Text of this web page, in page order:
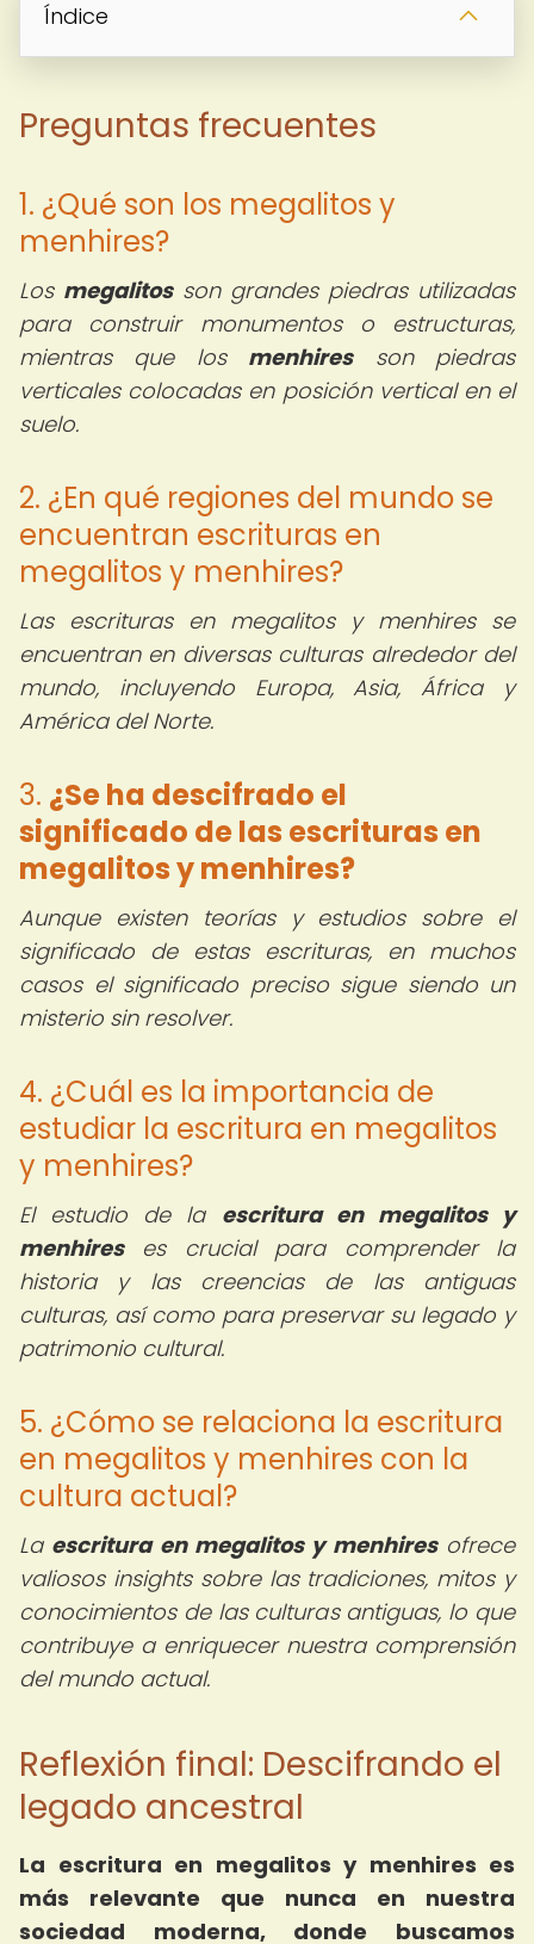
Índice
Preguntas frecuentes
1. ¿Qué son los megalitos y
menhires?
Los megalitosson grandes piedras utilizadas
para construir monumentos o estructuras,
mientras que los menhiresson piedras
verticales colocadas en posición vertical en el
suelo.
2. ¿En qué regiones del mundo se
encuentran escrituras en
megalitos y menhires?
Las escrituras en megalitos y menhires se
encuentran en diversas culturas alrededor del
mundo, incluyendo Europa, Asia, África y
América del Norte.
3. ¿Se ha descifrado el
significado de las escrituras en
megalitos y menhires?
Aunque existen teorías y estudios sobre el
significado de estas escrituras, en muchos
casos el significado preciso sigue siendo un
misterio sin resolver.
4. ¿Cuál es la importancia de
estudiar la escritura en megalitos
y menhires?
El estudio de la escritura en megalitos y
menhireses crucial para comprender la
historia y las creencias de las antiguas
culturas, así como para preservar su legado y
patrimonio cultural.
5. ¿Cómo se relaciona la escritura
en megalitos y menhires con la
cultura actual?
La escritura en megalitos y menhiresofrece
valiosos insights sobre las tradiciones, mitos y
conocimientos de las culturas antiguas, lo que
contribuye a enriquecer nuestra comprensión
del mundo actual.
Reflexión final: Descifrando el
legado ancestral
La escritura en megalitos y menhires es
más relevante que nunca en nuestra
sociedad moderna, donde buscamos